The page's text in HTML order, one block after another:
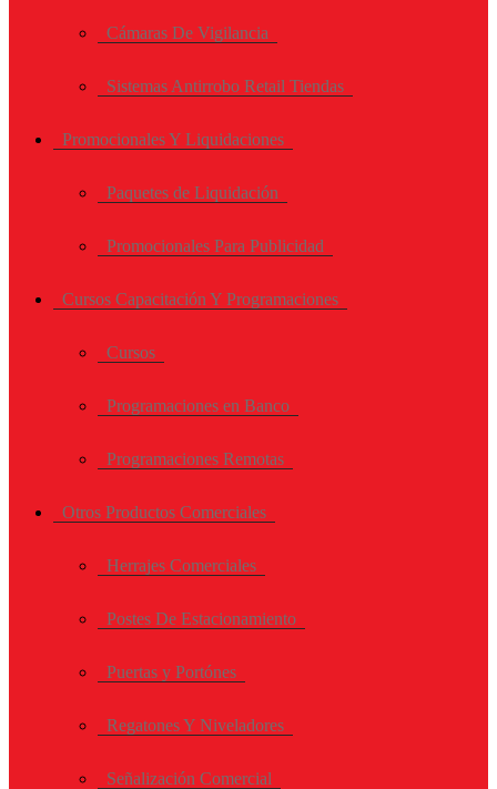
Cámaras De Vigilancia
Sistemas Antirrobo Retail Tiendas
Promocionales Y Liquidaciones
Paquetes de Liquidación
Promocionales Para Publicidad
Cursos Capacitación Y Programaciones
Cursos
Programaciones en Banco
Programaciones Remotas
Otros Productos Comerciales
Herrajes Comerciales
Postes De Estacionamiento
Puertas y Portónes
Regatones Y Niveladores
Señalización Comercial